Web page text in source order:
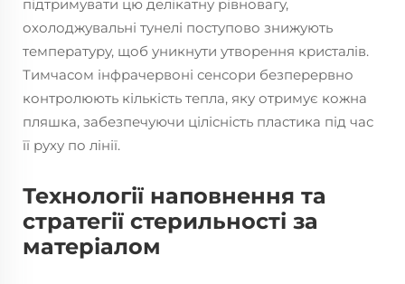
підтримувати цю делікатну рівновагу,
охолоджувальні тунелі поступово знижують
температуру, щоб уникнути утворення кристалів.
Тимчасом інфрачервоні сенсори безперервно
контролюють кількість тепла, яку отримує кожна
пляшка, забезпечуючи цілісність пластика під час
її руху по лінії.
Технології наповнення та
стратегії стерильності за
матеріалом